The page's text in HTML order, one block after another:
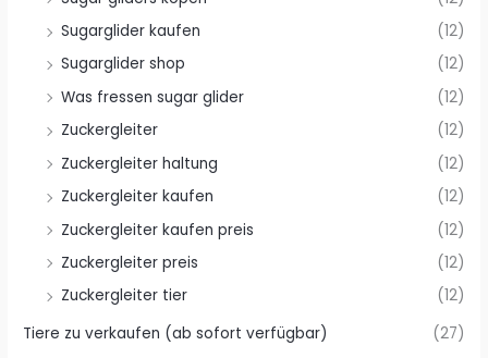
Sugarglider kaufen
(12)
Sugarglider shop
(12)
Was fressen sugar glider
(12)
Zuckergleiter
(12)
Zuckergleiter haltung
(12)
Zuckergleiter kaufen
(12)
Zuckergleiter kaufen preis
(12)
Zuckergleiter preis
(12)
Zuckergleiter tier
(12)
Tiere zu verkaufen (ab sofort verfügbar)
(27)